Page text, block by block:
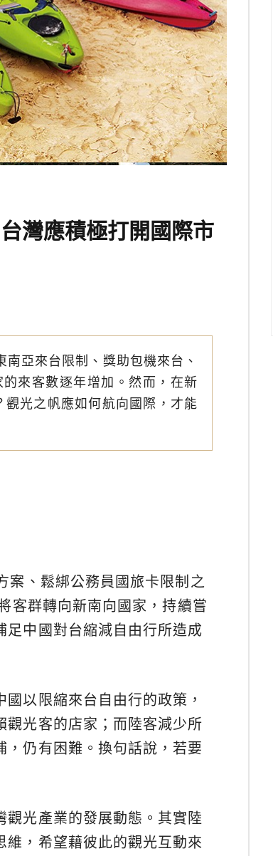
灣應積極打開國際市
亞來台限制、獎助包機來台、
來客數逐年增加。然而，在新
光之帆應如何航向國際，才能
案、鬆綁公務員國旅卡限制之
客群轉向新南向國家，持續嘗
中國對台縮減自由行所造成
以限縮來台自由行的政策，
觀光客的店家；而陸客減少所
仍有困難。換句話說，若要
光產業的發展動態。其實陸
，希望藉彼此的觀光互動來